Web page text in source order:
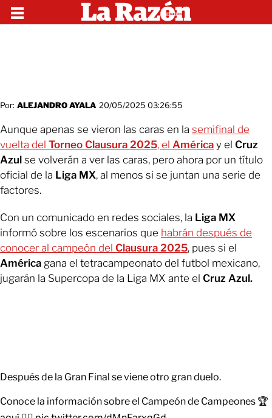
Por: ALEJANDRO AYALA 20/05/2025 03:26:55
Aunque apenas se vieron las caras en la semifinal de
vuelta del Torneo Clausura 2025, el América y el Cruz
Azul se volverán a ver las caras, pero ahora por un título
oficial de la Liga MX, al menos si se juntan una serie de
factores.
Con un comunicado en redes sociales, la Liga MX
informó sobre los escenarios que habrán después de
conocer al campeón del Clausura 2025, pues si el
América gana el tetracampeonato del futbol mexicano,
jugarán la Supercopa de la Liga MX ante el Cruz Azul.
Después de la Gran Final se viene otro gran duelo.
Conoce la información sobre el Campeón de Campeones 🏆